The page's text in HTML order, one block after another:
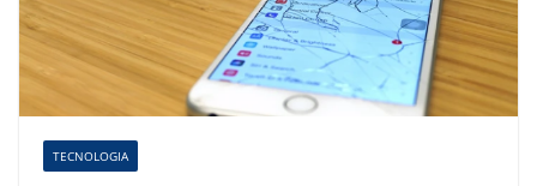
TECNOLOGIA